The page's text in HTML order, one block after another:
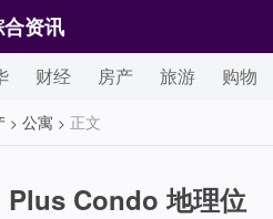
资讯
财经 房产 旅游 购物
> 公寓 > 正文
Condo 地理位